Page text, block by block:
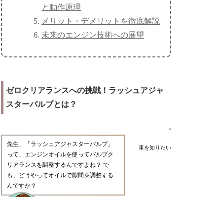
と動作原理
メリット・デメリットを徹底解説
未来のエンジン技術への展望
ゼロクリアランスへの挑戦！ラッシュアジャ
スターバルブとは？
車を知りたい
先生、「ラッシュアジャスターバルブ」
って、エンジンオイルを使ってバルブク
リアランスを調整するんですよね？ で
も、どうやってオイルで隙間を調整する
んですか？